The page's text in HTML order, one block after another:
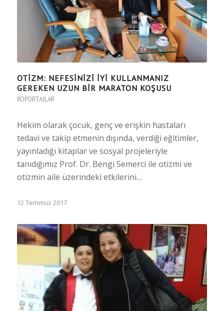
OTIZM: NEFESINIZI IYI KULLANMANIZ
GEREKEN UZUN BIR MARATON KOŞUSU
RÖPORTAJLAR
Hekim olarak çocuk, genç ve erişkin hastaları
tedavi ve takip etmenin dışında, verdiği eğitimler,
yayınladığı kitaplar ve sosyal projeleriyle
tanıdığımız Prof. Dr. Bengi Semerci ile otizmi ve
otizmin aile üzerindeki etkilerini…
12 Temmuz 2017